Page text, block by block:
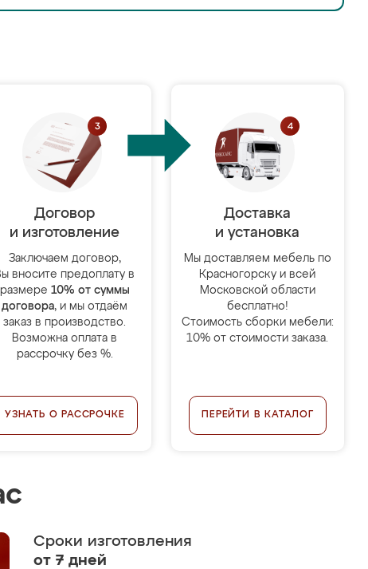
Договор
и изготовление
Заключаем договор,
вносите предоплату в
размере 10% от суммы
договора, и мы отдаём
заказ в производство.
Возможна оплата в
рассрочку без %.
УЗНАТЬ О РАССРОЧКЕ
Доставка
и установка
Мы доставляем мебель по
Красногорску и всей
Московской области
бесплатно!
Стоимость сборки мебели:
10% от стоимости заказа.
ПЕРЕЙТИ В КАТАЛОГ
Сроки изготовления
от 7 дней